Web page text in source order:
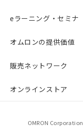
eラーニング・セミナ
オムロンの提供価値
販売ネットワーク
オンラインストア
OMRON Corporation